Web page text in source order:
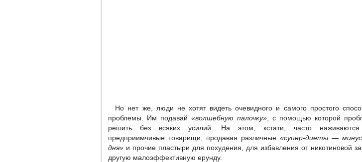
Но нет же, люди не хотят видеть очевидного и самого простого
проблемы. Им подавай «волшебную палочку» , с помощью которой
решить без всяких усилий. На этом, кстати, часто наживаются
предприимчивые товарищи, продавая различные «супер-диеты —
дня» и прочие пластыри для похудения, для избавления от никотиновой
другую малоэффективную ерунду.